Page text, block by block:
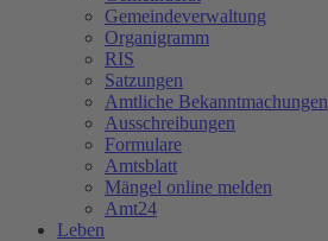
Gemeindeverwaltung
Organigramm
RIS
Satzungen
Amtliche Bekanntmachungen
Ausschreibungen
Formulare
Amtsblatt
Mängel online melden
Amt24
Leben